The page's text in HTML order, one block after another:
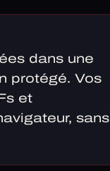
dans une
protégé. Vos
et
sans